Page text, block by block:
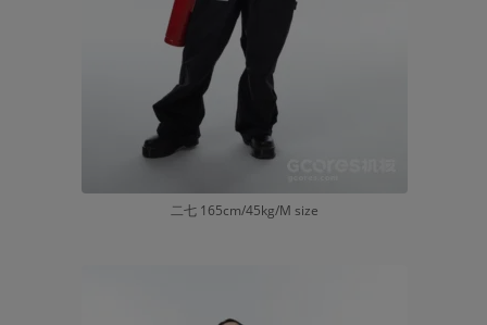
二七 165cm/45kg/M size